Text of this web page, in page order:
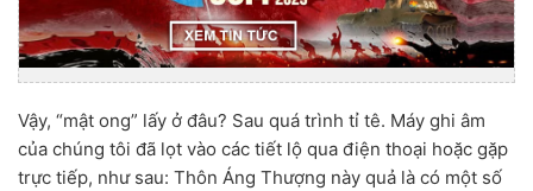
Vậy, “mật ong” lấy ở đâu? Sau quá trình tỉ tê. Máy ghi âm
của chúng tôi đã lọt vào các tiết lộ qua điện thoại hoặc gặp
trực tiếp, như sau: Thôn Áng Thượng này quả là có một số